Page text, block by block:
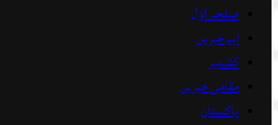
صفحہ اوّل
اہم خبریں
کشمیر
مقامی خبریں
پاکستان